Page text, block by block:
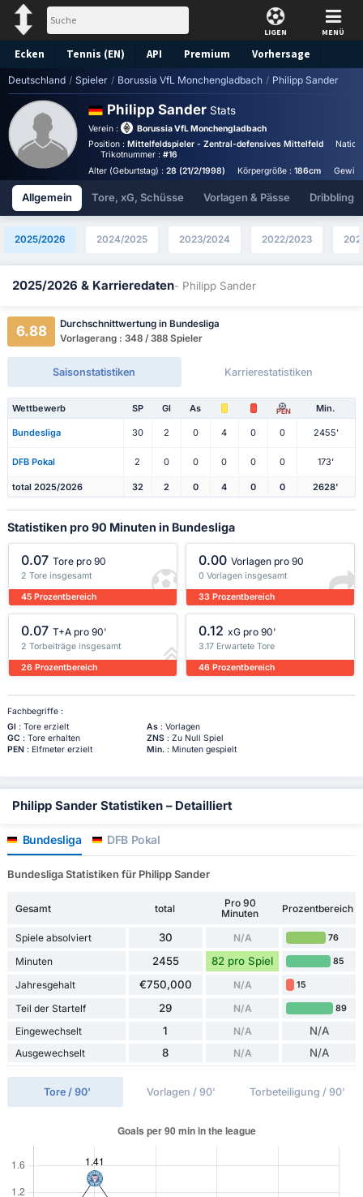
LIGEN MENÜ
Ecken Tennis (EN) API Premium Vorhersage
Deutschland / Spieler / Borussia VfL Monchengladbach / Philipp Sander
Philipp Sander Stats
Verein :
Borussia VfL Monchengladbach
Position : Mittelfeldspieler - Zentral-defensives Mittelfeld
Trikotnummer :#16
Alter (Geburtstag) : 28 (21/2/1998) Körpergröße :186cm
Allgemein Tore, xG, Schüsse Vorlagen & Pässe Dribbling
2025/2026 2024/2025 2023/2024 2022/2023
2025/2026 & Karrieredaten- Philipp Sander
6.88
Durchschnittwertung in Bundesliga
Vorlagerang : 348 / 388 Spieler
Saisonstatistiken Karrierestatistiken
Wettbewerb SP Gl As PEN Min.
Bundesliga 30 2 0 4 0 0 2455'
DFB Pokal 2 0 0 0 0 0 173'
total 2025/2026 32 2 0 4 0 0 2628'
Statistiken pro 90 Minuten in Bundesliga
0.07 Tore pro 90
2 Tore insgesamt
45 Prozentbereich
0.00 Vorlagen pro 90
0 Vorlagen insgesamt
33 Prozentbereich
0.07 T+A pro 90'
2 Torbeiträge insgesamt
26 Prozentbereich
0.12 xG pro 90'
3.17 Erwartete Tore
46 Prozentbereich
Fachbegriffe :
Gl : Tore erzielt As: Vorlagen
GC : Tore erhalten ZNS: Zu Null Spiel
PEN: Elfmeter erzielt Min.: Minuten gespielt
Philipp Sander Statistiken – Detailliert
Bundesliga DFB Pokal
Bundesliga Statistiken für Philipp Sander
Gesamt total
Pro 90
Minuten
Prozentbereich
Spiele absolviert 30 N/A 76
Minuten 2455 82 pro Spiel 85
Jahresgehalt €750,000 N/A 15
Teil der Startelf 29 N/A 89
Eingewechselt 1 N/A N/A
Ausgewechselt 8 N/A N/A
Tore / 90' Vorlagen / 90' Torbeteiligung / 90'